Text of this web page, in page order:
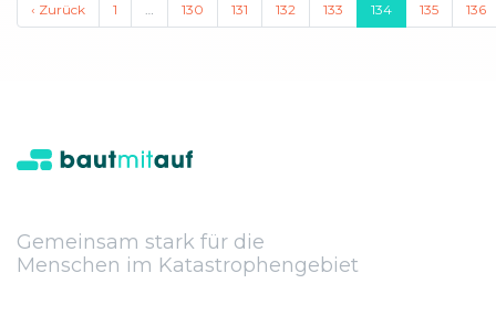
‹ Zurück 1 … 130 131 132 133 134 135 136
Gemeinsam stark für die
Menschen im Katastrophengebiet